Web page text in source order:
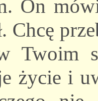
On
Chcę
Twoim
życie i